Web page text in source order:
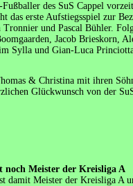
des SuS Cappel
erste Aufstiegsspiel zur
und Pascal Bühler.
Jacob Brieskorn,
Sylla und Gian-Luca
& Christina mit ihren
Glückwunsch von der
noch Meister der Kreisliga A
damit Meister der Kreisliga A